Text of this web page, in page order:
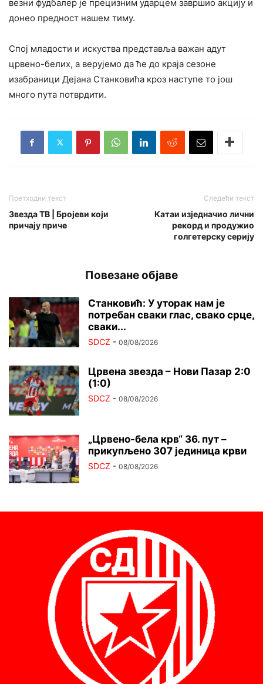
везни фудбалер је прецизним ударцем завршио акцију и
донео предност нашем тиму.
Спој младости и искуства представља важан адут
црвено-белих, а верујемо да ће до краја сезоне
изабраници Дејана Станковића кроз наступе то још
много пута потврдити.
Претходни текст
Звезда ТВ | Бројеви који
причају приче
Следећи текст
Катаи изједначио лични
рекорд и продужио
голгетерску серију
Повезане објаве
Станковић: У уторак нам је
потребан сваки глас, свако срце,
сваки...
SDCZ - 08/08/2026
Црвена звезда – Нови Пазар 2:0
(1:0)
SDCZ - 08/08/2026
„Црвено-бела крв“ 36. пут –
прикупљено 307 јединица крви
SDCZ - 08/08/2026